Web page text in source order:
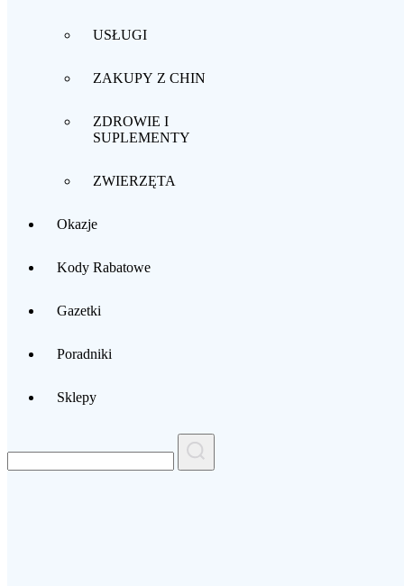
USŁUGI
ZAKUPY Z CHIN
ZDROWIE I
SUPLEMENTY
ZWIERZĘTA
Okazje
Kody Rabatowe
Gazetki
Poradniki
Sklepy